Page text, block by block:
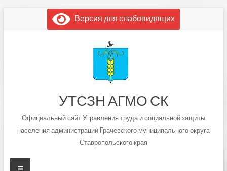
содержимому
Версия для слабовидящих
УТСЗН АГМО СК
Официальный сайт Управления труда и социальной защиты
населения администрации Грачевского муниципального округа
Ставропольского края
Меню